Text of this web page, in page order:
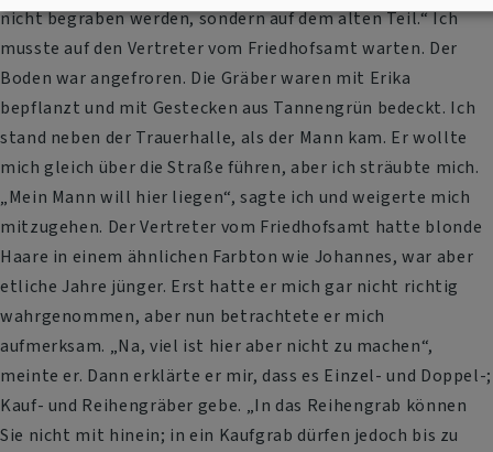
nicht begraben werden, sondern auf dem alten Teil.“ Ich
musste auf den Vertreter vom Friedhofsamt warten. Der
Boden war angefroren. Die Gräber waren mit Erika
bepflanzt und mit Gestecken aus Tannengrün bedeckt. Ich
stand neben der Trauerhalle, als der Mann kam. Er wollte
mich gleich über die Straße führen, aber ich sträubte mich.
„Mein Mann will hier liegen“, sagte ich und weigerte mich
mitzugehen. Der Vertreter vom Friedhofsamt hatte blonde
Haare in einem ähnlichen Farbton wie Johannes, war aber
etliche Jahre jünger. Erst hatte er mich gar nicht richtig
wahrgenommen, aber nun betrachtete er mich
aufmerksam. „Na, viel ist hier aber nicht zu machen“,
meinte er. Dann erklärte er mir, dass es Einzel- und Doppel-;
Kauf- und Reihengräber gebe. „In das Reihengrab können
Sie nicht mit hinein; in ein Kaufgrab dürfen jedoch bis zu